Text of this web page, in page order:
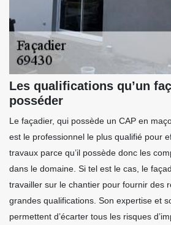
Les qualifications qu’un
posséder
Le façadier, qui possède un CAP en
est le professionnel le plus qualifié pour
travaux parce qu’il possède donc les
dans le domaine. Si tel est le cas, le
travailler sur le chantier pour fournir des
grandes qualifications. Son expertise et
permettent d’écarter tous les risques